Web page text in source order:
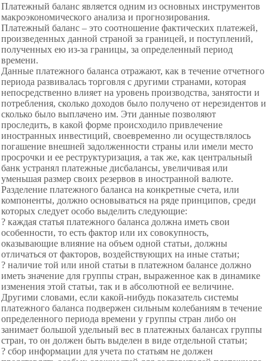
Платежный баланс является одним из основных инструментов
макроэкономического анализа и прогнозирования.
Платежный баланс – это соотношение фактических платежей,
произведенных данной страной за границей, и поступлений,
полученных ею из-за границы, за определенный период
времени.
Данные платежного баланса отражают, как в течение отчетного
периода развивалась торговля с другими странами, которая
непосредственно влияет на уровень производства, занятости и
потребления, сколько доходов было получено от нерезидентов и
сколько было выплачено им. Эти данные позволяют
проследить, в какой форме происходило привлечение
иностранных инвестиций, своевременно ли осуществлялось
погашение внешней задолженности страны или имели место
просрочки и ее реструктуризация, а так же, как центральный
банк устранял платежные дисбалансы, увеличивая или
уменьшая размер своих резервов в иностранной валюте.
Разделение платежного баланса на конкретные счета, или
компоненты, должно основываться на ряде принципов, среди
которых следует особо выделить следующие:
? каждая статья платежного баланса должна иметь свои
особенности, то есть фактор или их совокупность,
оказывающие влияние на объем одной статьи, должны
отличаться от факторов, воздействующих на иные статьи;
? наличие той или иной статьи в платежном балансе должно
иметь значение для группы стран, выраженное как в динамике
изменения этой статьи, так и в абсолютной ее величине.
Другими словами, если какой-нибудь показатель системы
платежного баланса подвержен сильным колебаниям в течение
определенного периода времени у группы стран либо он
занимает большой удельный вес в платежных балансах группы
стран, то он должен быть выделен в виде отдельной статьи;
? сбор информации для учета по статьям не должен